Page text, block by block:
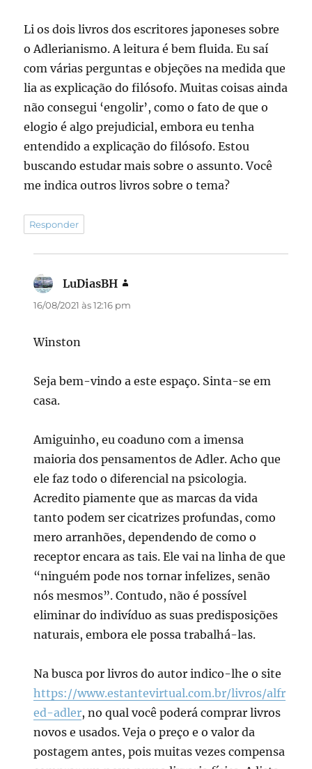
Li os dois livros dos escritores japoneses sobre
o Adlerianismo. A leitura é bem fluida. Eu saí
com várias perguntas e objeções na medida que
lia as explicação do filósofo. Muitas coisas ainda
não consegui ‘engolir’, como o fato de que o
elogio é algo prejudicial, embora eu tenha
entendido a explicação do filósofo. Estou
buscando estudar mais sobre o assunto. Você
me indica outros livros sobre o tema?
Responder
LuDiasBH
16/08/2021 às 12:16 pm
Winston
Seja bem-vindo a este espaço. Sinta-se em
casa.
Amiguinho, eu coaduno com a imensa
maioria dos pensamentos de Adler. Acho que
ele faz todo o diferencial na psicologia.
Acredito piamente que as marcas da vida
tanto podem ser cicatrizes profundas, como
mero arranhões, dependendo de como o
receptor encara as tais. Ele vai na linha de que
“ninguém pode nos tornar infelizes, senão
nós mesmos”. Contudo, não é possível
eliminar do indivíduo as suas predisposições
naturais, embora ele possa trabalhá-las.
Na busca por livros do autor indico-lhe o site
https://www.estantevirtual.com.br/livros/alfr
ed-adler, no qual você poderá comprar livros
novos e usados. Veja o preço e o valor da
postagem antes, pois muitas vezes compensa